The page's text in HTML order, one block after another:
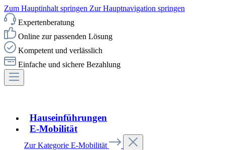
Zum Hauptinhalt springen Zur Hauptnavigation springen
Expertenberatung
Online zur passenden Lösung
Kompetent und verlässlich
Einfache und sichere Bezahlung
Hauseinführungen
E-Mobilität
Zur Kategorie E-Mobilität